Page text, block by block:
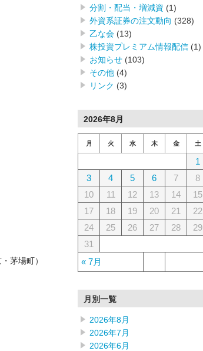
茅場町）
分割・配当・増減資 (1)
外資系証券の注文動向 (328)
乙な会 (13)
株投資プレミアム情報配信 (1)
お知らせ (103)
その他 (4)
リンク (3)
2026年8月
月 火 水 木 金 土
« 7月
1
3
4 5 6 7 8
10
11 12 13 14 15
17
18 19 20 21 22
24
25 26 27 28 29
31
月別一覧
2026年8月
2026年7月
2026年6月